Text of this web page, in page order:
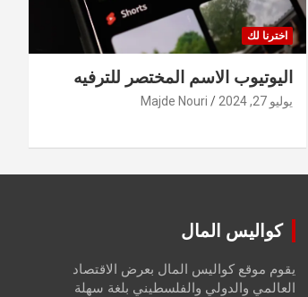
اخترنا لك
اليوتيوب الاسم المختصر للترفيه
يوليو 27, 2024 Majde Nouri
كواليس المال
يقوم موقع كواليس المال بعرض الاقتصاد
العالمي والدولي والفلسطيني بلغة سهلة